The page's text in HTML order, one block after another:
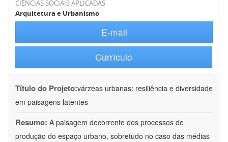
CIÊNCIAS SOCIAIS APLICADAS
Arquitetura e Urbanismo
E-mail
Currículo
Título do Projeto:várzeas urbanas: resiliência e diversidade
em paisagens latentes
Resumo: A paisagem decorrente dos processos de
produção do espaço urbano, sobretudo no caso das médias